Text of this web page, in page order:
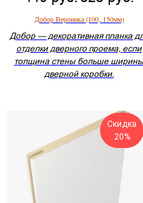
Добор Вероника (100, 150мм)
Добор — декоративная планка
отделки дверного проема, если
толщина стены больше ширины
дверной коробки.
Скидка
20%